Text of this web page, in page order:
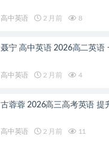
高中英语 2 月前 8
聂宁 高中英语 2026高二英语
高中英语 2 月前 4
古蓉蓉 2026高三高考英语 提
高中英语 2 月前 11